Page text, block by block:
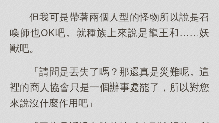
但我可是帶著兩個人型的怪物所以說是召
喚師也OK吧。就種族上來說是龍王和……妖
獸吧。
「請問是丟失了嗎？那還真是災難呢。這
裡的商人協會只是一個辦事處罷了，所以對您
來說沒什麼作用吧」